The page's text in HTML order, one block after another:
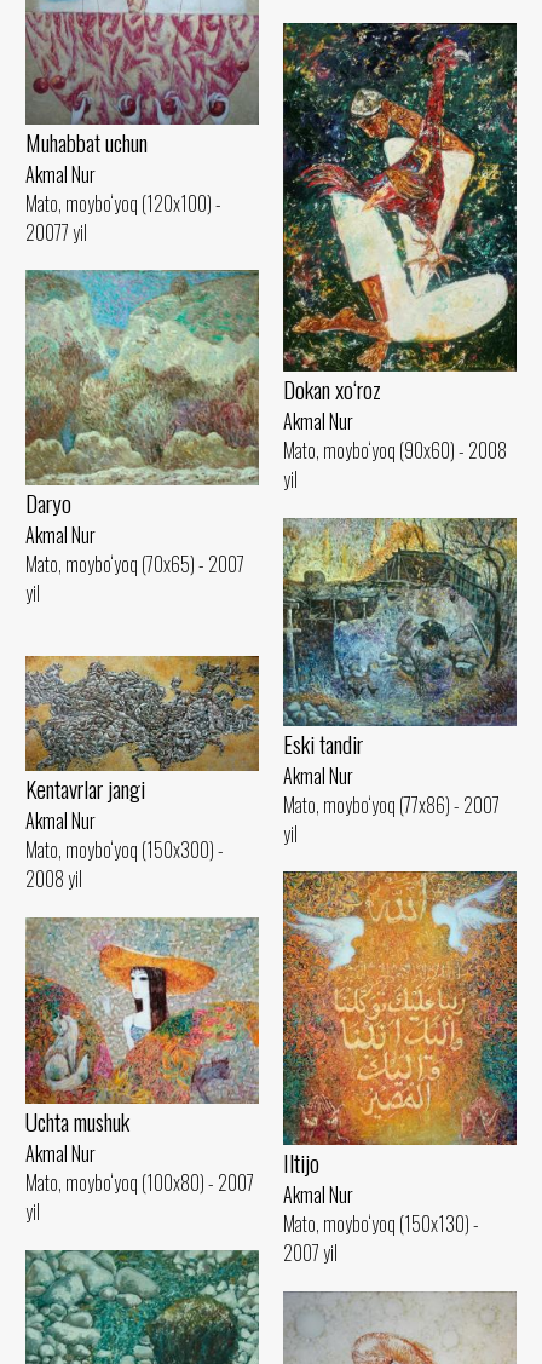
Muhabbat uchun
Akmal Nur
Mato, moybo‘yoq (120x100) -
20077 yil
Dokan xo‘roz
Akmal Nur
Mato, moybo‘yoq (90x60) - 2008
yil
Daryo
Akmal Nur
Mato, moybo‘yoq (70x65) - 2007
yil
Eski tandir
Akmal Nur
Mato, moybo‘yoq (77x86) - 2007
yil
Kentavrlar jangi
Akmal Nur
Mato, moybo‘yoq (150x300) -
2008 yil
Iltijo
Akmal Nur
Mato, moybo‘yoq (150x130) -
2007 yil
Uchta mushuk
Akmal Nur
Mato, moybo‘yoq (100x80) - 2007
yil